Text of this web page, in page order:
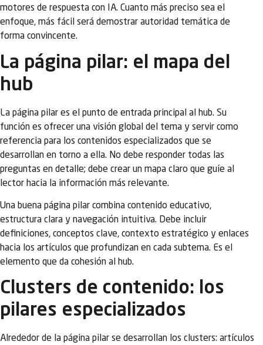
motores de respuesta con IA. Cuanto más preciso sea el
enfoque, más fácil será demostrar autoridad temática de
forma convincente.
La página pilar: el mapa del
hub
La página pilar es el punto de entrada principal al hub. Su
función es ofrecer una visión global del tema y servir como
referencia para los contenidos especializados que se
desarrollan en torno a ella. No debe responder todas las
preguntas en detalle; debe crear un mapa claro que guíe al
lector hacia la información más relevante.
Una buena página pilar combina contenido educativo,
estructura clara y navegación intuitiva. Debe incluir
definiciones, conceptos clave, contexto estratégico y enlaces
hacia los artículos que profundizan en cada subtema. Es el
elemento que da cohesión al hub.
Clusters de contenido: los
pilares especializados
Alrededor de la página pilar se desarrollan los clusters: artículos